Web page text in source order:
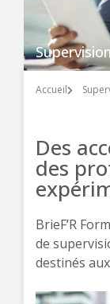
Accueil
Des
des
BrieF’R
de
destinés